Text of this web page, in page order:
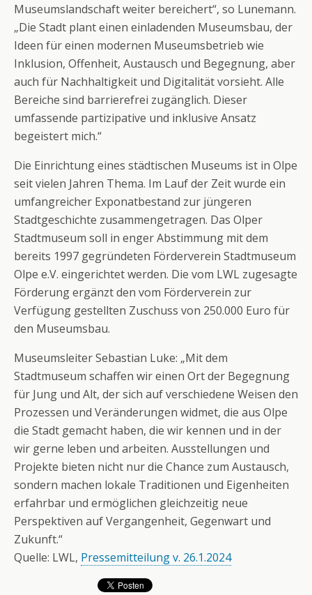
Museumslandschaft weiter bereichert“, so Lunemann.
„Die Stadt plant einen einladenden Museumsbau, der
Ideen für einen modernen Museumsbetrieb wie
Inklusion, Offenheit, Austausch und Begegnung, aber
auch für Nachhaltigkeit und Digitalität vorsieht. Alle
Bereiche sind barrierefrei zugänglich. Dieser
umfassende partizipative und inklusive Ansatz
begeistert mich.“
Die Einrichtung eines städtischen Museums ist in Olpe
seit vielen Jahren Thema. Im Lauf der Zeit wurde ein
umfangreicher Exponatbestand zur jüngeren
Stadtgeschichte zusammengetragen. Das Olper
Stadtmuseum soll in enger Abstimmung mit dem
bereits 1997 gegründeten Förderverein Stadtmuseum
Olpe e.V. eingerichtet werden. Die vom LWL zugesagte
Förderung ergänzt den vom Förderverein zur
Verfügung gestellten Zuschuss von 250.000 Euro für
den Museumsbau.
Museumsleiter Sebastian Luke: „Mit dem
Stadtmuseum schaffen wir einen Ort der Begegnung
für Jung und Alt, der sich auf verschiedene Weisen den
Prozessen und Veränderungen widmet, die aus Olpe
die Stadt gemacht haben, die wir kennen und in der
wir gerne leben und arbeiten. Ausstellungen und
Projekte bieten nicht nur die Chance zum Austausch,
sondern machen lokale Traditionen und Eigenheiten
erfahrbar und ermöglichen gleichzeitig neue
Perspektiven auf Vergangenheit, Gegenwart und
Zukunft.“
Quelle: LWL, Pressemitteilung v. 26.1.2024